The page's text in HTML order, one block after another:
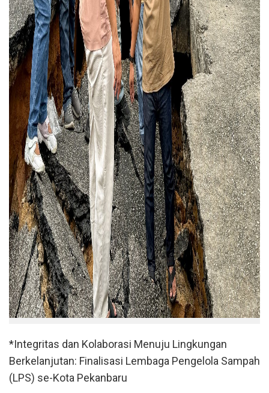
*Integritas dan Kolaborasi Menuju Lingkungan
Berkelanjutan: Finalisasi Lembaga Pengelola Sampah
(LPS) se-Kota Pekanbaru